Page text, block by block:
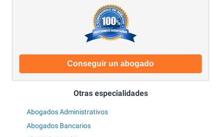
Conseguir un abogado
Otras especialidades
Abogados Administrativos
Abogados Bancarios